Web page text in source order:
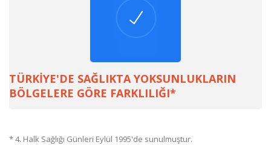
TÜRKİYE'DE SAĞLIKTA YOKSUNLUKLARIN
BÖLGELERE GÖRE FARKLILIĞI*
* 4. Halk Sağlığı Günleri Eylül 1995'de sunulmuştur.